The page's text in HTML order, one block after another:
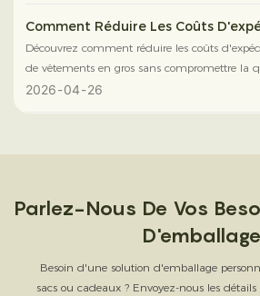
Comment Réduire Les Coûts
Emballages De Vêtements En Gros
Qualité
Découvrez comment réduire les coûts
de vêtements en gros sans compromettre la
boîtes rigides pliables, les matériaux légers et
2026 04 26
Parlez-Nous De Vos
Besoin d'une solution d'emballage
sacs ou cadeaux ? Envoyez-nous les